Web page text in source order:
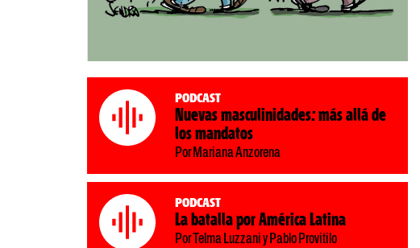
Podcast
Nuevas masculinidades: más allá de
los mandatos
Por Mariana Anzorena
Podcast
La batalla por América Latina
Por Telma Luzzani y Pablo Provitilo